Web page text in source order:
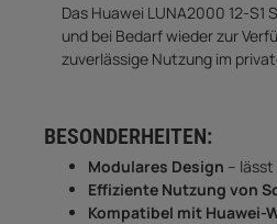
Das Huawei LUNA2000 12-
und bei Bedarf wieder zur
zuverlässige Nutzung im
BESONDERHEITEN:
Modulares Design –
Effiziente Nutzung von
Kompatibel mit Huawei-